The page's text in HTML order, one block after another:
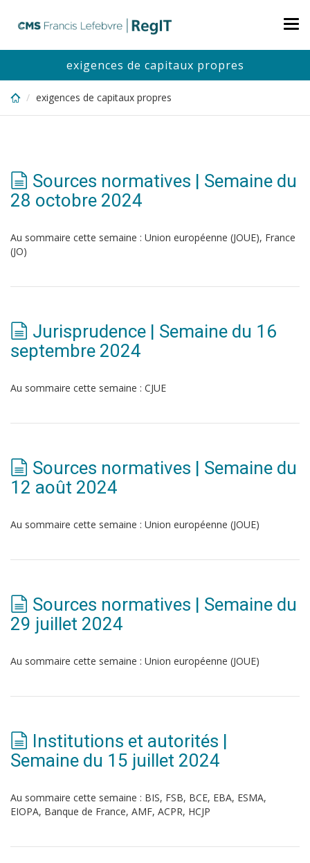
content
exigences de capitaux propres
exigences de capitaux propres
Sources normatives | Semaine du
28 octobre 2024
Au sommaire cette semaine : Union européenne (JOUE), France
(JO)
Jurisprudence | Semaine du 16
septembre 2024
Au sommaire cette semaine : CJUE
Sources normatives | Semaine du
12 août 2024
Au sommaire cette semaine : Union européenne (JOUE)
Sources normatives | Semaine du
29 juillet 2024
Au sommaire cette semaine : Union européenne (JOUE)
Institutions et autorités |
Semaine du 15 juillet 2024
Au sommaire cette semaine : BIS, FSB, BCE, EBA, ESMA,
EIOPA, Banque de France, AMF, ACPR, HCJP